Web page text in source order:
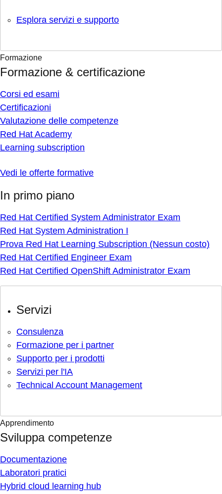
Esplora servizi e supporto
Formazione
Formazione & certificazione
Corsi ed esami
Certificazioni
Valutazione delle competenze
Red Hat Academy
Learning subscription
Vedi le offerte formative
In primo piano
Red Hat Certified System Administrator Exam
Red Hat System Administration I
Prova Red Hat Learning Subscription (Nessun costo)
Red Hat Certified Engineer Exam
Red Hat Certified OpenShift Administrator Exam
Servizi
Consulenza
Formazione per i partner
Supporto per i prodotti
Servizi per l'IA
Technical Account Management
Apprendimento
Sviluppa competenze
Documentazione
Laboratori pratici
Hybrid cloud learning hub